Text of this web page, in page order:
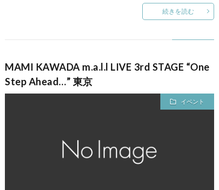
続きを読む
MAMI KAWADA m.a.l.l LIVE 3rd STAGE “One
Step Ahead…” 東京
イベント